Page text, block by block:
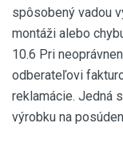
spôsobený vadou
montáži alebo
10.6 Pri
odberateľovi
reklamácie. Jedná
výrobku na